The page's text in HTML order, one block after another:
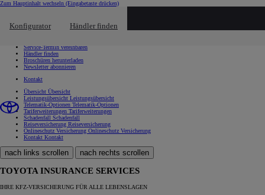
Zum Hauptinhalt wechseln (Eingabetaste drücken)
Konfigurator Händler finden
Schnellzugriff Klicken um das Reach-Out-Menü zu schließen
Service-Termin vereinbaren
Händler finden
Broschüren herunterladen
Newsletter abonnieren
Kontakt
Übersicht Übersicht
Leistungsübersicht Leistungsübersicht
Telematik-Optionen Telematik-Optionen
Tariferweiterungen Tariferweiterungen
Schadenfall Schadenfall
Reiseversicherung Reiseversicherung
Onlineschutz Versicherung Onlineschutz Versicherung
Kontakt Kontakt
nach links scrollen nach rechts scrollen
TOYOTA INSURANCE SERVICES
IHRE KFZ-VERSICHERUNG FÜR ALLE LEBENSLAGEN